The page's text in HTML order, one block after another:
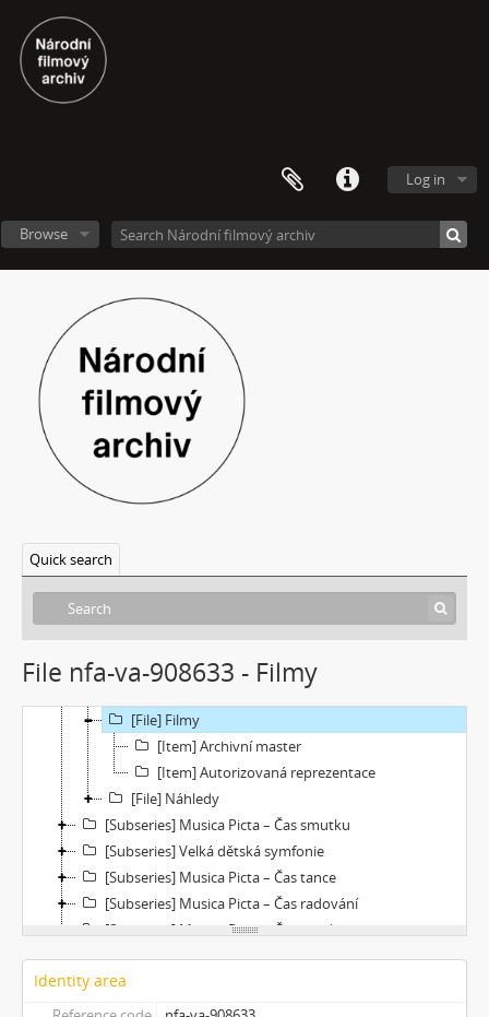
Log in
Browse
Quick search
File nfa-va-908633 - Filmy
[Subseries] 28 stotín Synagógy
[Subseries] Jizvy, jiskry, jistoty
[Subseries] Země, světlo, vzduch
[Subseries] Painting
[Subseries] Malování do vzduchu
[Subseries] Slovo
[Subseries] Virtuální opona
[Subseries] Grafika podzimu
[Subseries] Yes No Yes
[Subseries] Zrcadlo času
[Subseries] Píseň hlemýžďů jdoucích na pohřeb
[Subseries] Abstraktní animace ze 60. let
[Subseries] Barvy
[Subseries] Flare up
[Subseries] The Time
[Subseries] Čas zkoušky
[Subseries] Musica Picta – Chvíle něhy
[Subseries] Musica Picta – Hodina slavnosti
[Subseries] Musica Picta – Minuty strachu
[File] Filmy
[Item] Archivní master
[Item] Autorizovaná reprezentace
[File] Náhledy
[Subseries] Musica Picta – Čas smutku
[Subseries] Velká dětská symfonie
[Subseries] Musica Picta – Čas tance
[Subseries] Musica Picta – Čas radování
[Subseries] Musica Picta – Čas veselosti
[Subseries] Jednou ráno
[Subseries] Magnety
[Subseries] Wet Video
Identity area